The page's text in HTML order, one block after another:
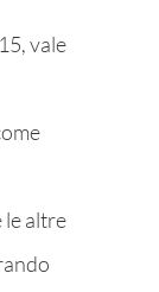
vale
le altre